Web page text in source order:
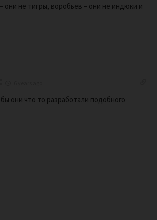
они не тигры, воробьев – они не индюки и
они что то разработали подобного